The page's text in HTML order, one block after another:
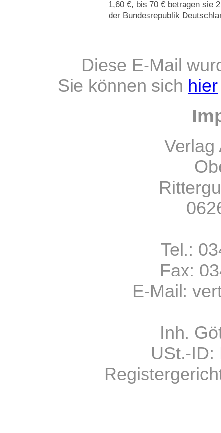
1,60 €, bis 70 € betragen sie
der Bundesrepublik
Diese E-Mail
Sie können sich hier
Verlag
Tel.:
Fax:
E-Mail:
Inh.
USt.-ID: